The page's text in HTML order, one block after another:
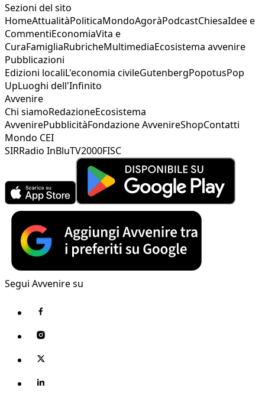
Sezioni del sito
HomeAttualitàPoliticaMondoAgoràPodcastChiesaIdee e
CommentiEconomiaVita e
CuraFamigliaRubricheMultimediaEcosistema avvenire
Pubblicazioni
Edizioni localiL'economia civileGutenbergPopotusPop
UpLuoghi dell'Infinito
Avvenire
Chi siamoRedazioneEcosistema
AvvenirePubblicitàFondazione AvvenireShopContatti
Mondo CEI
SIRRadio InBluTV2000FISC
Segui Avvenire su